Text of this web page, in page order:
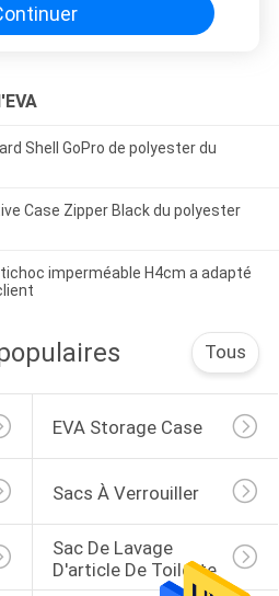
Shell GoPro de polyester du
Case Zipper Black du polyester
imperméable H4cm a adapté
Tous
EVA Storage Case
Sacs À Verrouiller
Sac De Lavage
D'article De Toilette